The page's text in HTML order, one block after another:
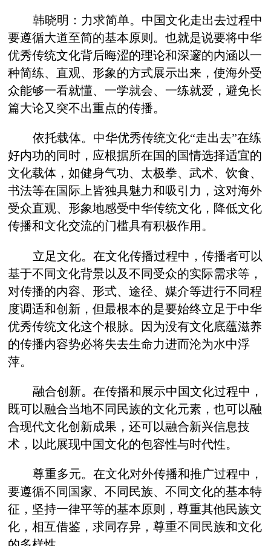
韩晓明：力求简单。中国文化走出去过程中
要遵循大道至简的基本原则。也就是说要将中华
优秀传统文化背后晦涩的理论和深邃的内涵以一
种简练、直观、形象的方式展示出来，使海外受
众能够一看就懂、一学就会、一练就爱，避免长
篇大论又突不出重点的传播。
依托载体。中华优秀传统文化“走出去”在练
好内功的同时，应根据所在国的国情选择适宜的
文化载体，如健身气功、太极拳、武术、饮食、
书法等在国际上皆独具魅力和吸引力，这对海外
受众直观、形象地感受中华传统文化，降低文化
传播和文化交流的门槛具有积极作用。
立足文化。在文化传播过程中，传播者可以
基于不同文化背景以及不同受众的实际需求等，
对传播的内容、形式、途径、媒介等进行不同程
度调适和创新，但最根本的是要始终立足于中华
优秀传统文化这个根脉。因为没有文化底蕴滋养
的传播内容势必将失去生命力进而沦为水中浮
萍。
融合创新。在传播和展示中国文化过程中，
既可以融合当地不同民族的文化元素，也可以融
合现代文化创新成果，还可以融合新兴信息技
术，以此展现中国文化的包容性与时代性。
尊重多元。在文化对外传播和推广过程中，
要遵循不同国家、不同民族、不同文化的基本特
征，坚持一律平等的基本原则，尊重其他民族文
化，相互借鉴，求同存异，尊重不同民族和文化